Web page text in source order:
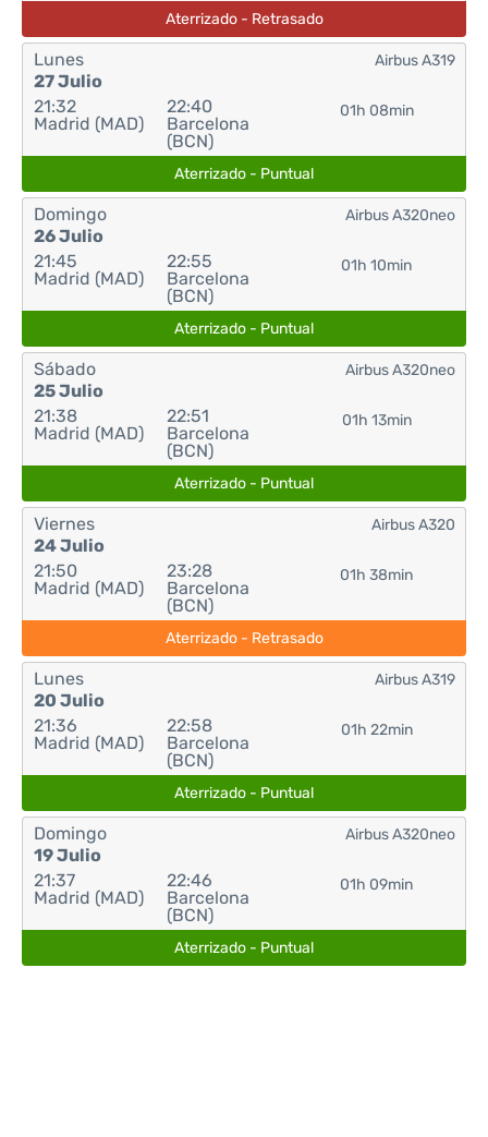
Aterrizado - Retrasado
Lunes
27 Julio
21:32
Madrid (MAD)
22:40
Barcelona
(BCN)
01h 08min
Airbus A319
Aterrizado - Puntual
Domingo
26 Julio
21:45
Madrid (MAD)
22:55
Barcelona
(BCN)
01h 10min
Airbus A320neo
Aterrizado - Puntual
Sábado
25 Julio
21:38
Madrid (MAD)
22:51
Barcelona
(BCN)
01h 13min
Airbus A320neo
Aterrizado - Puntual
Viernes
24 Julio
21:50
Madrid (MAD)
23:28
Barcelona
(BCN)
01h 38min
Airbus A320
Aterrizado - Retrasado
Lunes
20 Julio
21:36
Madrid (MAD)
22:58
Barcelona
(BCN)
01h 22min
Airbus A319
Aterrizado - Puntual
Domingo
19 Julio
21:37
Madrid (MAD)
22:46
Barcelona
(BCN)
01h 09min
Airbus A320neo
Aterrizado - Puntual